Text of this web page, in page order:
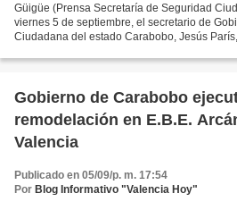
Güigüe (Prensa Secretaría de Seguridad
viernes 5 de septiembre, el secretario de
Ciudadana del estado Carabobo, Jesús
Gobierno de Carabobo
remodelación en E.B.E.
Valencia
Publicado en 05/09/p. m. 17:54
Por Blog Informativo "Valencia Hoy"